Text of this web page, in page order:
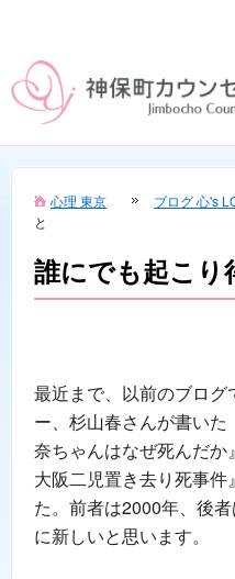
心理 東京 ブログ 心's
と
誰にでも起こり
最近まで、以前のブロ
ー、杉山春さんが書い
奈ちゃんはなぜ死んだか
大阪二児置き去り死事
た。前者は2000年、後
に新しいと思います。